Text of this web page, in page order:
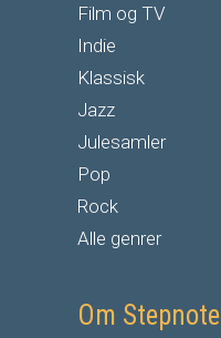
Film og TV
Indie
Klassisk
Jazz
Julesamler
Pop
Rock
Alle genrer
Om Stepnote